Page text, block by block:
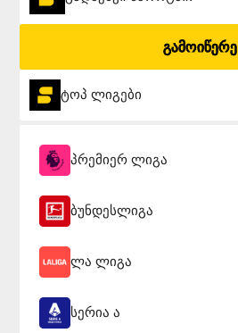
გამოიწერე
ტოპ ლიგები
პრემიერ ლიგა
ბუნდესლიგა
ლა ლიგა
სერია ა